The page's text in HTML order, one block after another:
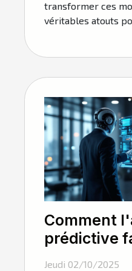
transformer ces
véritables atouts
Comment
prédictive
l'avenir des
Jeudi 02/10/2025